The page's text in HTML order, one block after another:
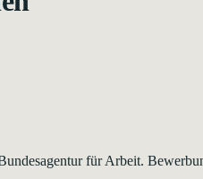
für Arbeit.